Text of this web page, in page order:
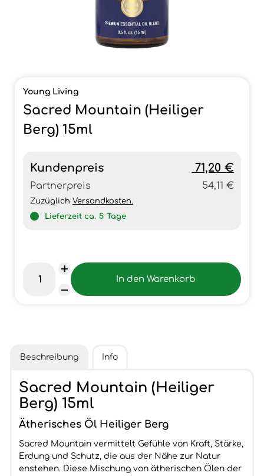
Young Living
Sacred Mountain (Heiliger
Berg) 15ml
Kundenpreis 71,20 €
Partnerpreis 54,11 €
Zuzüglich Versandkosten.
Lieferzeit ca. 5 Tage
Beschreibung Info
Sacred Mountain (Heiliger
Berg) 15ml
Ätherisches Öl Heiliger Berg
Sacred Mountain vermittelt Gefühle von Kraft, Stärke,
Erdung und Schutz, die aus der Nähe zur Natur
enstehen. Diese Mischung von ätherischen Ölen der